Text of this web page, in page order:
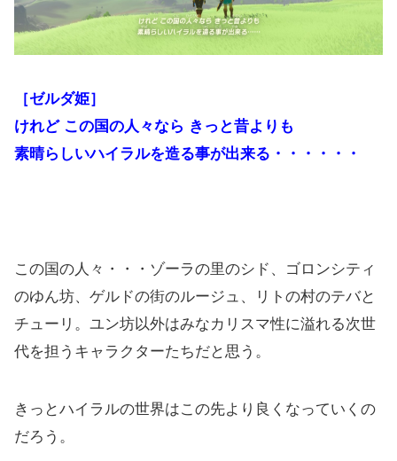
［ゼルダ姫］
けれど この国の人々なら きっと昔よりも
素晴らしいハイラルを造る事が出来る・・・・・・
この国の人々・・・ゾーラの里のシド、ゴロンシティ
のゆん坊、ゲルドの街のルージュ、リトの村のテバと
チューリ。ユン坊以外はみなカリスマ性に溢れる次世
代を担うキャラクターたちだと思う。
きっとハイラルの世界はこの先より良くなっていくの
だろう。